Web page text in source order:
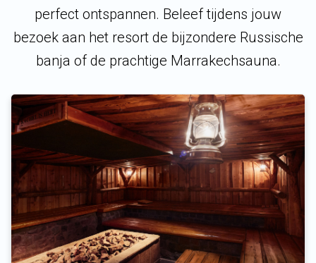
perfect ontspannen. Beleef tijdens jouw
bezoek aan het resort de bijzondere Russische
banja of de prachtige Marrakechsauna.